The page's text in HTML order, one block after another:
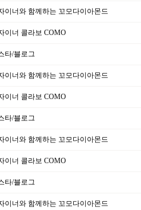
이너와 함께하는 꼬모다이아몬드
이너 콜라보 COMO
타/블로그
이너와 함께하는 꼬모다이아몬드
이너 콜라보 COMO
타/블로그
이너와 함께하는 꼬모다이아몬드
이너 콜라보 COMO
타/블로그
이너와 함께하는 꼬모다이아몬드